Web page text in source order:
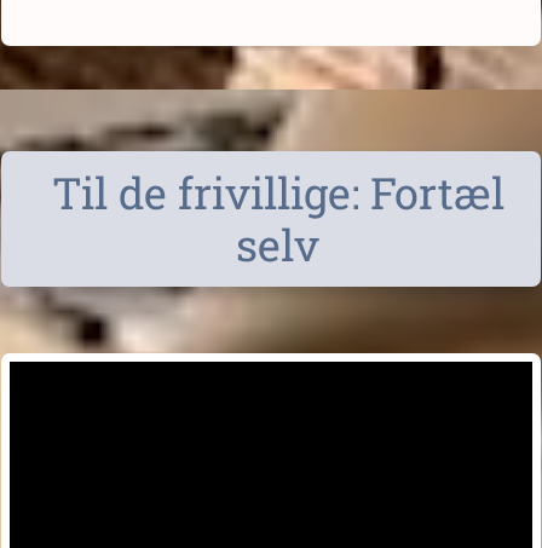
Til de frivillige: Fortæl
selv